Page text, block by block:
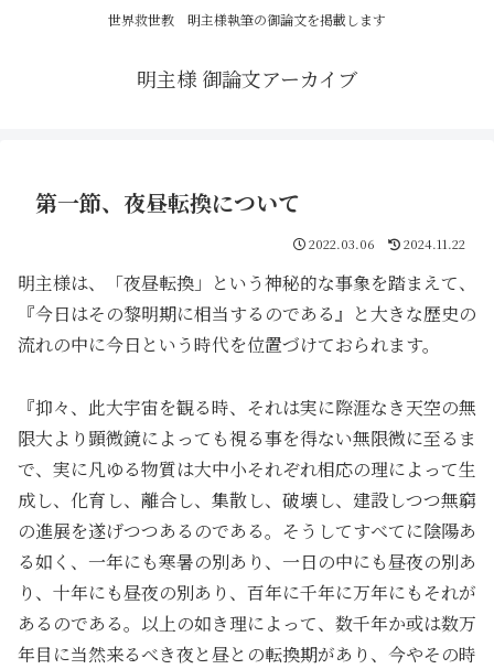
世界救世教 明主様執筆の御論文を掲載します
明主様 御論文アーカイブ
第一節、夜昼転換について
2022.03.06 2024.11.22
明主様は、「夜昼転換」という神秘的な事象を踏まえて、
『今日はその黎明期に相当するのである』と大きな歴史の
流れの中に今日という時代を位置づけておられます。
『抑々、此大宇宙を観る時、それは実に際涯なき天空の無
限大より顕微鏡によっても視る事を得ない無限微に至るま
で、実に凡ゆる物質は大中小それぞれ相応の理によって生
成し、化育し、離合し、集散し、破壊し、建設しつつ無窮
の進展を遂げつつあるのである。そうしてすべてに陰陽あ
る如く、一年にも寒暑の別あり、一日の中にも昼夜の別あ
り、十年にも昼夜の別あり、百年に千年に万年にもそれが
あるのである。以上の如き理によって、数千年か或は数万
年目に当然来るべき夜と昼との転換期があり、今やその時